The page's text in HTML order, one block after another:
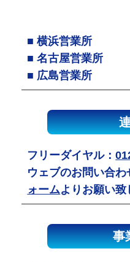
■ 横浜営業所
■ 名古屋営業所
■ 広島営業所
フリーダイヤル：
ウェブのお問い合わ
ォームよりお願い致
事